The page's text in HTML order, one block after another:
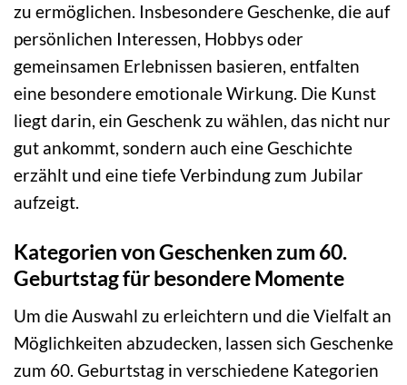
zu ermöglichen. Insbesondere Geschenke, die auf
persönlichen Interessen, Hobbys oder
gemeinsamen Erlebnissen basieren, entfalten
eine besondere emotionale Wirkung. Die Kunst
liegt darin, ein Geschenk zu wählen, das nicht nur
gut ankommt, sondern auch eine Geschichte
erzählt und eine tiefe Verbindung zum Jubilar
aufzeigt.
Kategorien von Geschenken zum 60.
Geburtstag für besondere Momente
Um die Auswahl zu erleichtern und die Vielfalt an
Möglichkeiten abzudecken, lassen sich Geschenke
zum 60. Geburtstag in verschiedene Kategorien